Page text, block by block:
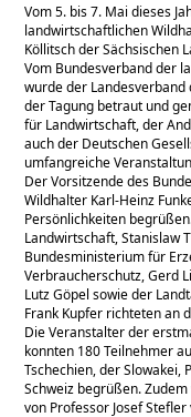
Vom 5. bis 7. Mai dieses
landwirtschaftlichen
Köllitsch der Sächsischen
Vom Bundesverband der
wurde der
der Tagung betraut und
für Landwirtschaft, der
auch der Deutschen
umfangreiche
Der Vorsitzende des
Wildhalter Karl-Heinz
Persönlichkeiten
Landwirtschaft, Stanislaw
Bundesministerium für
Verbraucherschutz, Gerd
Lutz Göpel sowie der
Frank Kupfer richteten an
Die Veranstalter der
konnten 180 Teilnehmer
Tschechien, der Slowakei,
Schweiz begrüßen.
von Professor Josef